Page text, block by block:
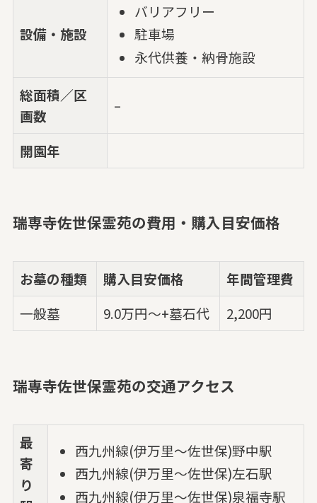
設備・施設
バリアフリー
駐車場
永代供養・納骨施設
総面積／区
画数
–
開園年
瑞専寺佐世保霊苑の費用・購入目安価格
お墓の種類 購入目安価格
年間管理費
一般墓
9.0万円～+墓石代 2,200円
瑞専寺佐世保霊苑の交通アクセス
最
寄
り
西九州線(伊万里～佐世保)野中駅
西九州線(伊万里～佐世保)左石駅
西九州線(伊万里～佐世保)泉福寺駅